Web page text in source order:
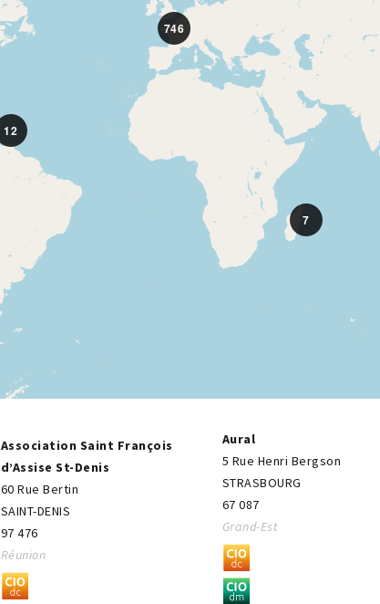
12
7
746
Association Saint François
d’Assise St-Denis
60 Rue Bertin
SAINT-DENIS
97 476
Réunion
Aural
5 Rue Henri Bergson
STRASBOURG
67 087
Grand-Est